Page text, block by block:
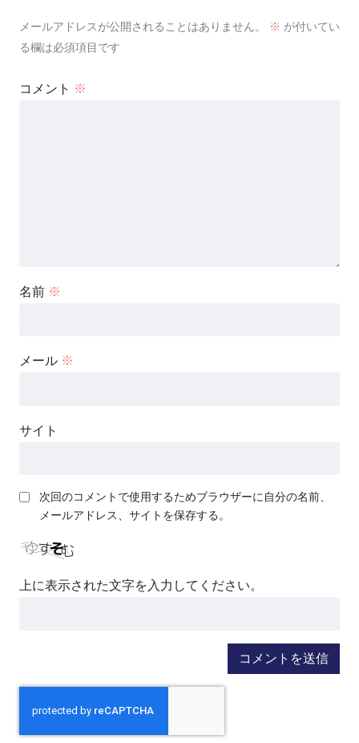
メールアドレスが公開されることはありません。 ※ が付いてい
る欄は必須項目です
コメント ※
名前 ※
メール ※
サイト
次回のコメントで使用するためブラウザーに自分の名前、
メールアドレス、サイトを保存する。
上に表示された文字を入力してください。